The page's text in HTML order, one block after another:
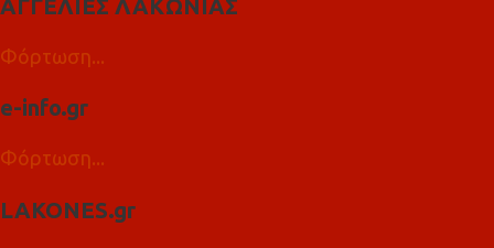
ΑΓΓΕΛΙΕΣ ΛΑΚΩΝΙΑΣ
Φόρτωση...
e-info.gr
Φόρτωση...
LAKONES.gr